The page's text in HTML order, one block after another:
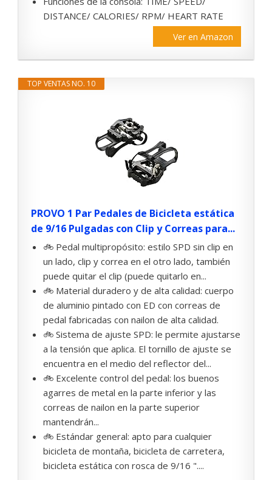
DISTANCE/ CALORIES/ RPM/ HEART RATE
Ver en Amazon
TOP VENTAS NO. 10
PROVO 1 Par Pedales de Bicicleta estática
de 9/16 Pulgadas con Clip y Correas para...
🚲 Pedal multipropósito: estilo SPD sin clip en
un lado, clip y correa en el otro lado, también
puede quitar el clip (puede quitarlo en...
🚲 Material duradero y de alta calidad: cuerpo
de aluminio pintado con ED con correas de
pedal fabricadas con nailon de alta calidad.
🚲 Sistema de ajuste SPD: le permite ajustarse
a la tensión que aplica. El tornillo de ajuste se
encuentra en el medio del reflector del...
🚲 Excelente control del pedal: los buenos
agarres de metal en la parte inferior y las
correas de nailon en la parte superior
mantendrán...
🚲 Estándar general: apto para cualquier
bicicleta de montaña, bicicleta de carretera,
bicicleta estática con rosca de 9/16 "....